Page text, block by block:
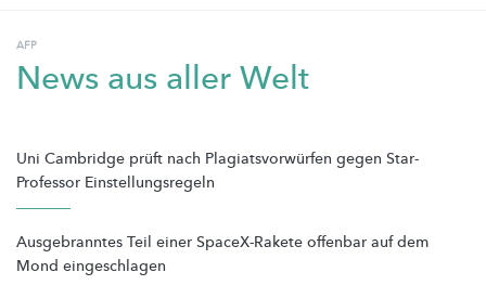
AFP
News aus aller Welt
Uni Cambridge prüft nach Plagiatsvorwürfen gegen Star-
Professor Einstellungsregeln
Ausgebranntes Teil einer SpaceX-Rakete offenbar auf dem
Mond eingeschlagen